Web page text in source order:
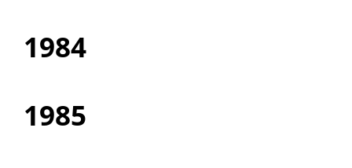
1984
1985